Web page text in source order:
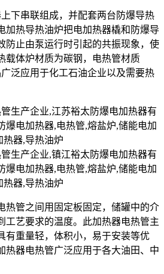
下串联组成，并配套两台防爆导热
加热导热油炉把电加热器橇和防爆导
防止由泵运行时引起的共振现象，使
载体炉材质为碳钢，电热管材质
泛应用于化工石油企业以及需要热
热管之间用固定板固定，储罐中的介
工艺要求的温度。此加热器电热管主
有重量轻，体积小，易于安装等优
热器电热管广泛应用于各大油田、中